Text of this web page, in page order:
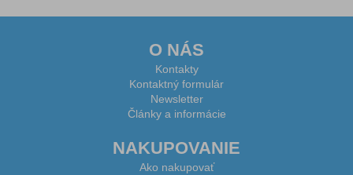
O NÁS
Kontakty
Kontaktný formulár
Newsletter
Články a informácie
NAKUPOVANIE
Ako nakupovať